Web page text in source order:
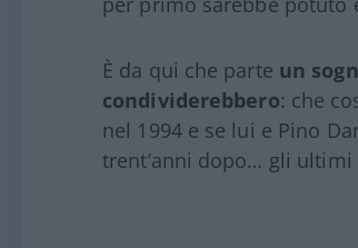
È da qui che parte un
condividerebbero: che
nel 1994 e se lui e Pino
trent’anni dopo… gli